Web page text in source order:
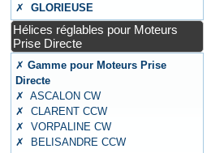
✗GLORIEUSE
Hélices réglables pour Moteurs
Prise Directe
✗Gamme pour Moteurs Prise
Directe
✗ ASCALON CW
✗ CLARENT CCW
✗ VORPALINE CW
✗ BELISANDRE CCW